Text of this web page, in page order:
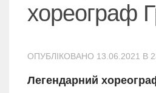
хореограф
ОПУБЛІКОВАНО 13.06.2021 В
Легендарний